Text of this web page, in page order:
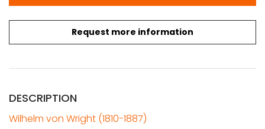
Request more information
DESCRIPTION
Wilhelm von Wright (1810-1887)